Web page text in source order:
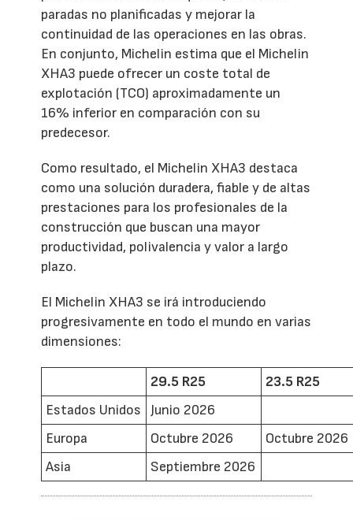
paradas no planificadas y mejorar la
continuidad de las operaciones en las obras.
En conjunto, Michelin estima que el Michelin
XHA3 puede ofrecer un coste total de
explotación (TCO) aproximadamente un
16% inferior en comparación con su
predecesor.
Como resultado, el Michelin XHA3 destaca
como una solución duradera, fiable y de altas
prestaciones para los profesionales de la
construcción que buscan una mayor
productividad, polivalencia y valor a largo
plazo.
El Michelin XHA3 se irá introduciendo
progresivamente en todo el mundo en varias
dimensiones:
29.5 R25
23.5 R25
Estados Unidos
Junio 2026
Europa
Octubre 2026
Octubre 2026
Asia
Septiembre 2026